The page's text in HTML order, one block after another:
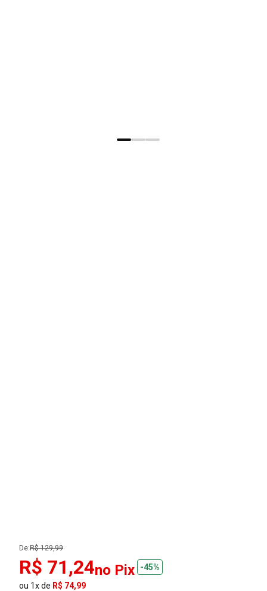
De:R$ 129,99
R$ 71,24no Pix
-45%
ou 1x de R$ 74,99